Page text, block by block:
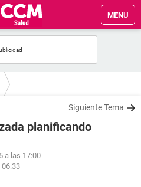
MENU
Siguiente Tema
planificando
a las 17:00
06:33